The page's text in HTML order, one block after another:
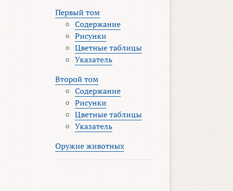
Первый том
Содержание
Рисунки
Цветные таблицы
Указатель
Второй том
Содержание
Рисунки
Цветные таблицы
Указатель
Оружие животных